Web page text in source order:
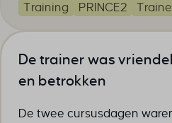
Training
PRINCE2
De trainer was
en betrokken
De twee cursusdagen